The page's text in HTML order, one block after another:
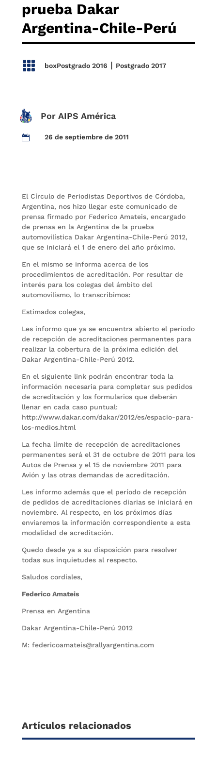
prueba Dakar
Argentina-Chile-Perú
 boxPostgrado 2016 | Postgrado 2017
Por AIPS América
 26 de septiembre de 2011
El Círculo de Periodistas Deportivos de Córdoba,
Argentina, nos hizo llegar este comunicado de
prensa firmado por Federico Amateis, encargado
de prensa en la Argentina de la prueba
automovilística Dakar Argentina-Chile-Perú 2012,
que se iniciará el 1 de enero del año próximo.
En el mismo se informa acerca de los
procedimientos de acreditación. Por resultar de
interés para los colegas del ámbito del
automovilismo, lo transcribimos:
Estimados colegas,
Les informo que ya se encuentra abierto el período
de recepción de acreditaciones permanentes para
realizar la cobertura de la próxima edición del
Dakar Argentina-Chile-Perú 2012.
En el siguiente link podrán encontrar toda la
información necesaria para completar sus pedidos
de acreditación y los formularios que deberán
llenar en cada caso puntual:
http://www.dakar.com/dakar/2012/es/espacio-para-
los-medios.html
La fecha límite de recepción de acreditaciones
permanentes será el 31 de octubre de 2011 para los
Autos de Prensa y el 15 de noviembre 2011 para
Avión y las otras demandas de acreditación.
Les informo además que el período de recepción
de pedidos de acreditaciones diarias se iniciará en
noviembre. Al respecto, en los próximos días
enviaremos la información correspondiente a esta
modalidad de acreditación.
Quedo desde ya a su disposición para resolver
todas sus inquietudes al respecto.
Saludos cordiales,
Federico Amateis
Prensa en Argentina
Dakar Argentina-Chile-Perú 2012
M: federicoamateis@rallyargentina.com
Artículos relacionados